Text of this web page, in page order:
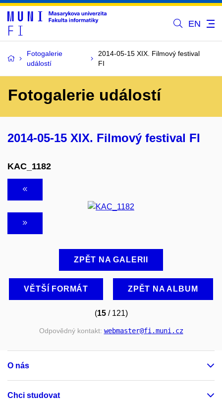
EN
Fotogalerie
událostí
2014-05-15 XIX. Filmový festival
FI
Fotogalerie událostí
2014-05-15 XIX. Filmový festival FI
KAC_1182
ZPĚT NA GALERII
VĚTŠÍ FORMÁT ZPĚT NA ALBUM
(15/ 121)
Odpovědný kontakt: webmaster@fi.muni.cz
O nás
Chci studovat